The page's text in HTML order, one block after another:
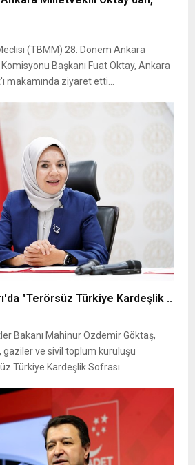
(TBMM) 28. Dönem Ankara
Başkanı Fuat Oktay, Ankara
makamında ziyaret etti...
"Terörsüz Türkiye Kardeşlik ..
Bakanı Mahinur Özdemir Göktaş,
gaziler ve sivil toplum kuruluşu
Türkiye Kardeşlik Sofrası..